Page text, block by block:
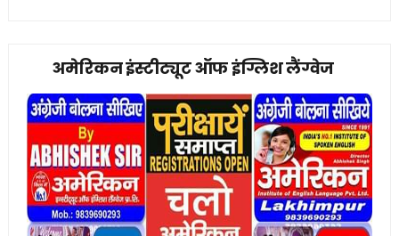
अमेरिकन इंस्टीट्यूट ऑफ इंग्लिश लैंग्वेज